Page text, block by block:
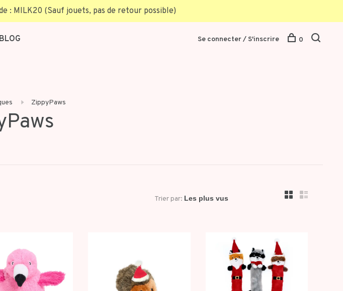
: MILK20 (Sauf jouets, pas de retour possible)
BLOG Se connecter / S'inscrire 0
ZippyPaws
Trier par: